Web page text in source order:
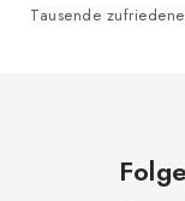
Tausende